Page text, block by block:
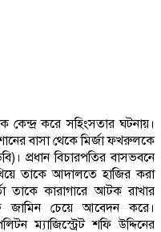
করে সহিংসতার ঘটনায়।
বাসা থেকে মির্জা ফখরুলকে
প্রধান বিচারপতির বাসভবনে
তাকে আদালতে হাজির করা
তাকে কারাগারে আটক রাখার
জামিন চেয়ে আবেদন করে।
ম্যাজিস্ট্রেট শফি উদ্দিনের